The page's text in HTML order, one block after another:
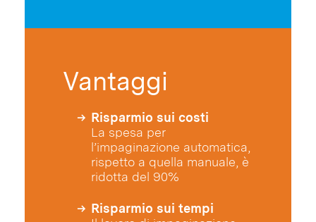
Vantaggi
Risparmio sui costi
La spesa per
l’impaginazione automatica,
rispetto a quella manuale, è
ridotta del 90%
Risparmio sui tempi